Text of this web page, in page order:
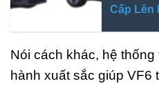
Cấp Lên
Nói cách khác, hệ
hành xuất sắc giúp